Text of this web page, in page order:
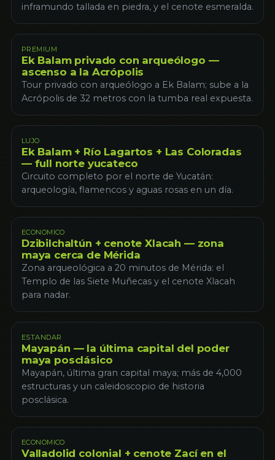
inframundo tallada en piedra, y el cenote esmeralda.
PREMIUM
Ek Balam privado con arqueólogo —
ascenso a la Acrópolis
Tour privado con arqueólogo a Ek Balam; sube a la
Acrópolis de 32 metros con la tumba real expuesta.
LUJO
Ek Balam + Río Lagartos + Las Coloradas
— full norte yucateco
Circuito completo por el norte de Yucatán:
arqueología, flamencos y aguas rosas en un día.
ECONOMICO
Dzibilchaltún + cenote Xlacah — zona
maya cerca de Mérida
Zona arqueológica a 20 minutos de Mérida: el
Templo de las Siete Muñecas y el cenote Xlacah
para nadar.
ESTANDAR
Mayapán — la última capital del poder
maya posclásico
Mayapán, última gran capital maya; más de 4,000
estructuras y un caleidoscopio de historia
posclásica.
ECONOMICO
Valladolid colonial + cenote Zací en el